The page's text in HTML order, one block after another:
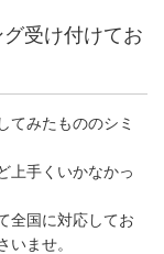
受け付けてお
てみたもののシミ
上手くいかなかっ
全国に対応してお
いませ。